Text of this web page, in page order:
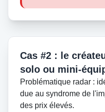
Cas #2 : le
solo ou mini-
Problématique radar :
due au syndrome de
des prix élevés.